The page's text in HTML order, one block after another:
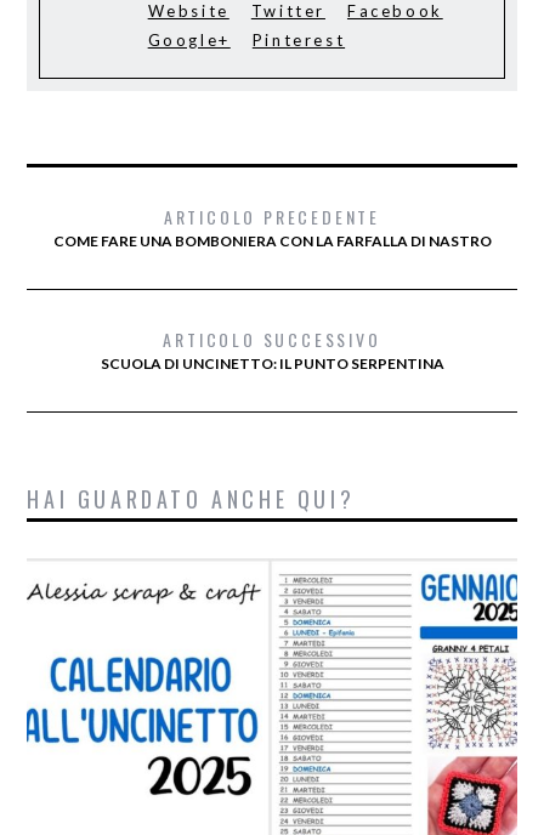
Website Twitter
Facebook
Google+
Pinterest
ARTICOLO PRECEDENTE
COME FARE UNA BOMBONIERA CON LA FARFALLA DI NASTRO
ARTICOLO SUCCESSIVO
SCUOLA DI UNCINETTO: IL PUNTO SERPENTINA
HAI GUARDATO ANCHE QUI?